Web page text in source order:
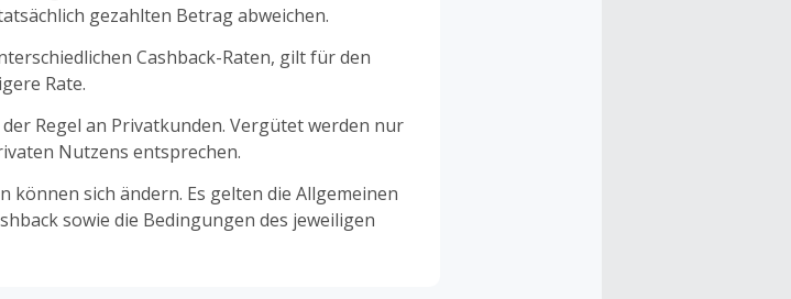
gezahlten Betrag abweichen.
Cashback-Raten, gilt für den
Rate.
Regel an Privatkunden. Vergütet werden nur
Nutzens entsprechen.
sich ändern. Es gelten die Allgemeinen
sowie die Bedingungen des jeweiligen